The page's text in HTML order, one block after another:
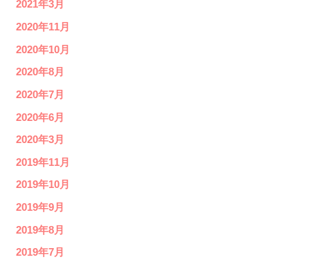
2021年3月
2020年11月
2020年10月
2020年8月
2020年7月
2020年6月
2020年3月
2019年11月
2019年10月
2019年9月
2019年8月
2019年7月